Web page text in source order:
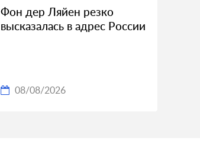
Фон дер Ляйен резко
высказалась в адрес России
08/08/2026